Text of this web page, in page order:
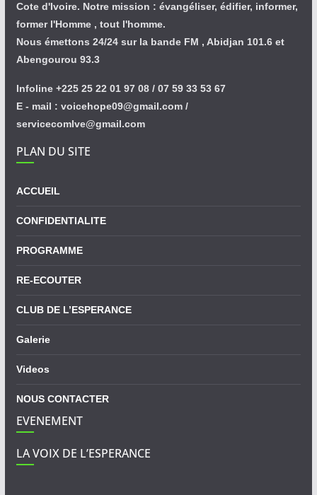
Cote d'Ivoire. Notre mission : évangéliser, édifier, informer,
former l'Homme , tout l'homme.
Nous émettons 24/24 sur la bande FM , Abidjan 101.6 et
Abengourou 93.3
Infoline +225 25 22 01 97 08 / 07 59 33 53 67
E - mail : voicehope09@gmail.com /
servicecomlve@gmail.com
PLAN DU SITE
ACCUEIL
CONFIDENTIALITE
PROGRAMME
RE-ECOUTER
CLUB DE L’ESPERANCE
Galerie
Videos
NOUS CONTACTER
EVENEMENT
LA VOIX DE L’ESPERANCE